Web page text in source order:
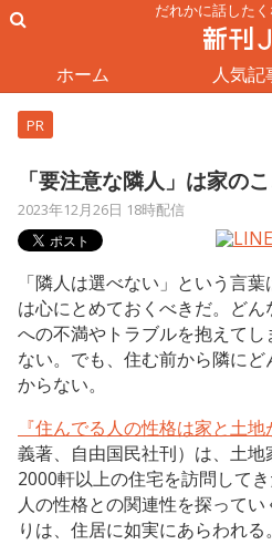
だれかに話した
ホーム 人気記
PR
「要注意な隣人」は家の
2023年12月26日 18時配信
「隣人は選べない」という言
は心にとめておくべきだ。ど
への不満やトラブルを抱えて
ない。でも、住む前から隣に
からない。
『住んでる人の性格は家と土地
義著、自由国民社刊）は、土
2000軒以上の住宅を訪問して
人の性格との関連性を探って
りは、住居に如実にあらわれる。